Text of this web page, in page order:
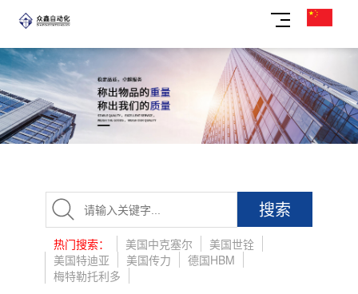
搜索
热门搜索： 美国中克塞尔
美国世铨
美国特迪亚
美国传力
德国HBM
梅特勒托利多